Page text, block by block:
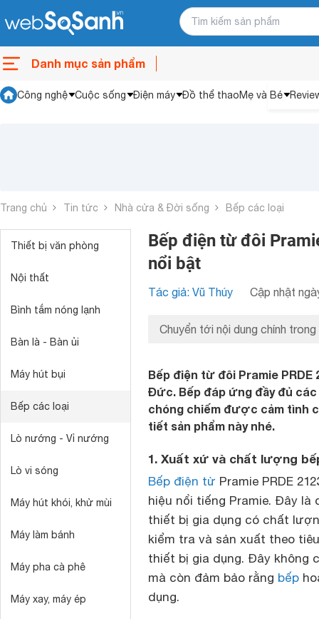
Danh mục sản phẩm
Công nghệ Cuộc sống Điện máy Đồ thể thaoMẹ và Bé
Trang chủ Tin tức Nhà cửa & Đời sống Bếp các loại
Thiết bị văn phòng
Nội thất
Bình tắm nóng lạnh
Bàn là - Bàn ủi
Máy hút bụi
Bếp các loại
Lò nướng - Vỉ nướng
Lò vi sóng
Máy hút khói, khử mùi
Máy làm bánh
Máy pha cà phê
Máy xay, máy ép
Bếp điện từ đôi
nổi bật
Tác giả: Vũ Thúy Cập nhật
Chuyển tới nội dung chính trong
Bếp điện từ đôi Pramie
Đức. Bếp đáp ứng đầy đủ
chóng chiếm được cảm tình
tiết sản phẩm này nhé.
1. Xuất xứ và chất lượng
Bếp điện từ Pramie PRDE
hiệu nổi tiếng Pramie. Đây
thiết bị gia dụng có chất
kiểm tra và sản xuất theo
thiết bị gia dụng. Đây không
mà còn đảm bảo rằng bếp
dụng.